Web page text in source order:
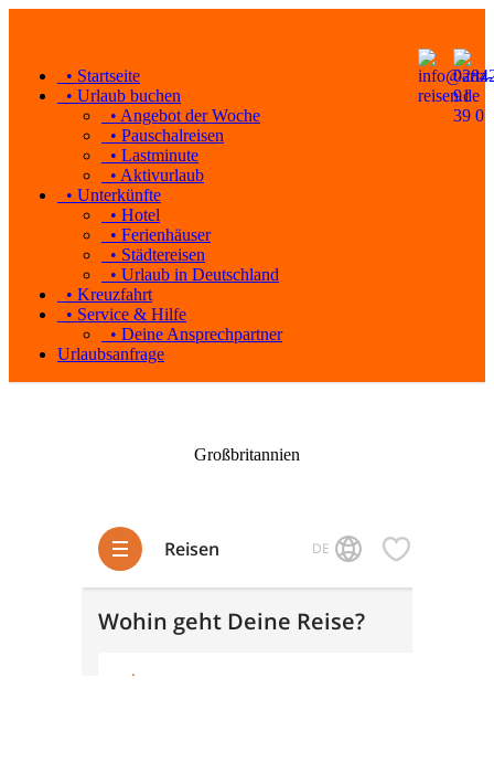
• Startseite
• Urlaub buchen
• Angebot der Woche
• Pauschalreisen
• Lastminute
• Aktivurlaub
• Unterkünfte
• Hotel
• Ferienhäuser
• Städtereisen
• Urlaub in Deutschland
• Kreuzfahrt
• Service & Hilfe
• Deine Ansprechpartner
Urlaubsanfrage
Großbritannien